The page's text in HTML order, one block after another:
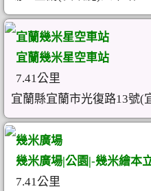
宜蘭幾米星空車站
宜蘭幾米星空車站
7.41公里
宜蘭縣宜蘭市光復路13號(
幾米廣場
幾米廣場|公園|-幾米繪本
7.41公里